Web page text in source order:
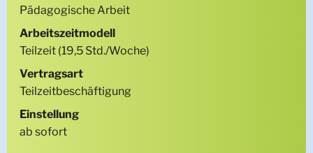
Pädagogische Arbeit
Arbeitszeitmodell
Teilzeit (19,5 Std./Woche)
Vertragsart
Teilzeitbeschäftigung
Einstellung
ab sofort